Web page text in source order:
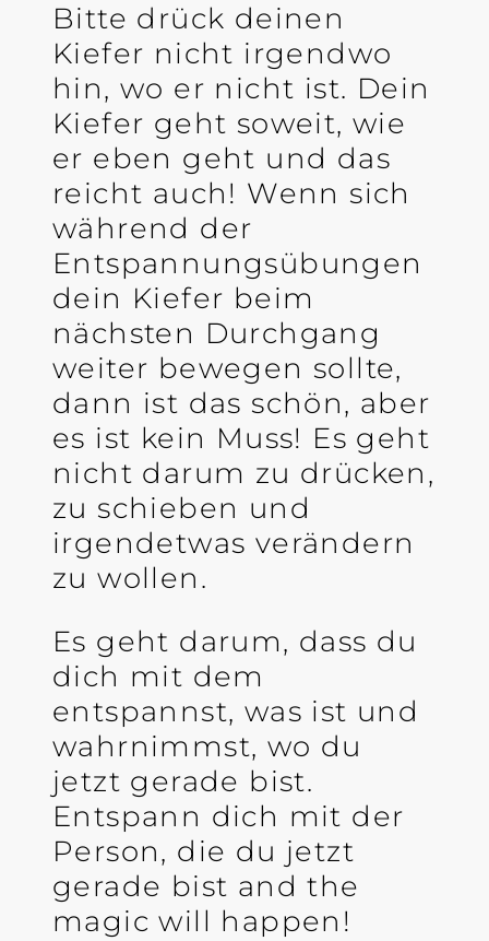
Bitte drück deinen
Kiefer nicht irgendwo
hin, wo er nicht ist. Dein
Kiefer geht soweit, wie
er eben geht und das
reicht auch! Wenn sich
während der
Entspannungsübungen
dein Kiefer beim
nächsten Durchgang
weiter bewegen sollte,
dann ist das schön, aber
es ist kein Muss! Es geht
nicht darum zu drücken,
zu schieben und
irgendetwas verändern
zu wollen.
Es geht darum, dass du
dich mit dem
entspannst, was ist und
wahrnimmst, wo du
jetzt gerade bist.
Entspann dich mit der
Person, die du jetzt
gerade bist and the
magic will happen!